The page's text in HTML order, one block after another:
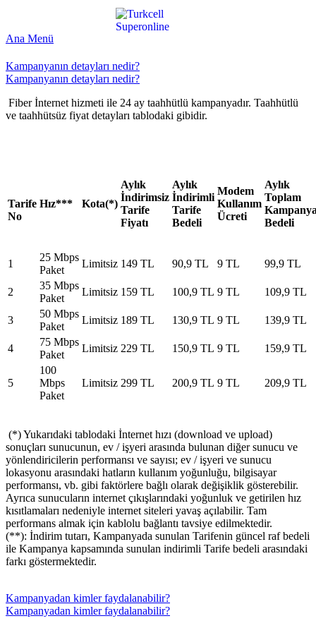
Ana Menü
Kampanyanın detayları nedir?
Kampanyanın detayları nedir?
​ Fiber İnternet hizmeti ile 24 ay taahhütlü kampanyadır. Taahhütlü
ve taahhütsüz fiyat detayları tablodaki gibidir.​
Tarife
No
Hız*** Kota(*)
Aylık
İndirimsiz
Tarife
Fiyatı
Aylık
İndirimli
Tarife
Bedeli
Modem
Kullanım
Ücreti
Aylık
Toplam
Bedeli
1
25 Mbps
Paket
Limitsiz 149 TL​ 90,9 TL 9 TL 99,9 TL
2
35 Mbps
Paket
Limitsiz 159 TL 100,9 TL 9 TL 109,9 TL
3
50 Mbps
Paket
Limitsiz 189 TL 130,9 TL 9 TL 139,9 TL
4
75 Mbps
Paket
Limitsiz 229 TL 150,9 TL 9 TL 159,9 TL
5
100
Mbps
Paket
Limitsiz 299​ TL 200,9 TL 9 TL 209,9 TL
(*) Yukarıdaki tablodaki İnternet hızı (download ve upload)
sonuçları sunucunun, ev / işyeri arasında bulunan diğer sunucu ve
yönlendiricilerin performansı ve sayısı; ev / işyeri ve sunucu
lokasyonu arasındaki hatların kullanım yoğunluğu, bilgisayar
performansı, vb. gibi faktörlere bağlı olarak değişiklik gösterebilir.
Ayrıca sunucuların internet çıkışlarındaki yoğunluk ve getirilen hız
kısıtlamaları nedeniyle internet siteleri yavaş açılabilir. Tam
performans almak için kablolu bağlantı tavsiye edilmektedir.
(**): İndirim tutarı, Kampanyada sunulan Tarifenin güncel raf bedeli
ile Kampanya kapsamında sunulan indirimli Tarife bedeli arasındaki
farkı göstermektedir.​
Kampanyadan kimler faydalanabilir?
Kampanyadan kimler faydalanabilir?